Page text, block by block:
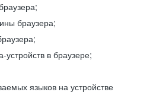
браузера;
в браузере;
языков на устройстве